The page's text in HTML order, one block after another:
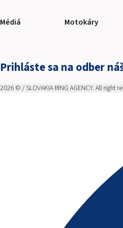
Médiá Motokáry
Prihláste sa na odber
2026 © / SLOVAKIA RING AGENCY. All right